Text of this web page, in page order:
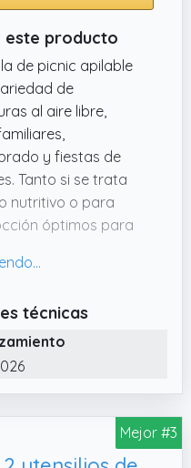
este producto
de picnic apilable
de
al aire libre,
y fiestas de
Tanto si se trata
nutritivo o para
óptimos para
al aire libre
de cocina
de acero
material apto
agua
técnicas
Mejor #3